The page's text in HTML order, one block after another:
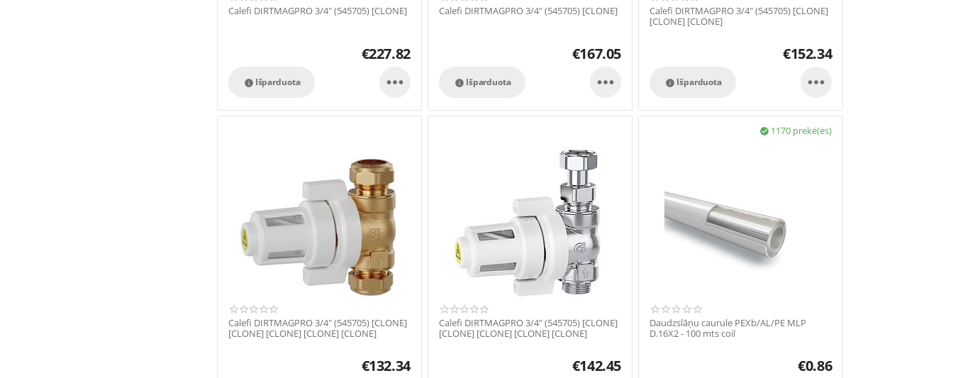
Calefi DIRTMAGPRO 3/4" (545705) [CLONE]
€227.82
Išparduota
 
Calefi DIRTMAGPRO 3/4" (545705) [CLONE]
€167.05
Išparduota
 
Calefi DIRTMAGPRO 3/4" (545705) [CLONE]
[CLONE] [CLONE]
€152.34
Išparduota
 
Calefi DIRTMAGPRO 3/4" (545705) [CLONE]
[CLONE] [CLONE] [CLONE] [CLONE]
€132.34
Calefi DIRTMAGPRO 3/4" (545705) [CLONE]
[CLONE] [CLONE] [CLONE] [CLONE]
€142.45
1170 prekė(ės)

Daudzslāņu caurule PEXb/AL/PE MLP
D.16X2 - 100 mts coil
€0.86